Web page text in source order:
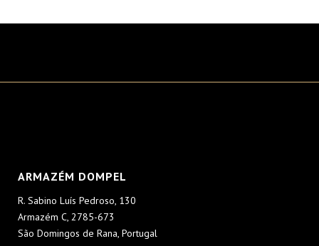
ARMAZÉM DOMPEL
R. Sabino Luís Pedroso, 130
Armazém C, 2785-673
São Domingos de Rana, Portugal